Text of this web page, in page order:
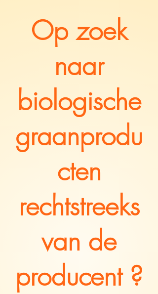
Op zoek
naar
biologische
graanprodu
cten
rechtstreeks
van de
producent ?